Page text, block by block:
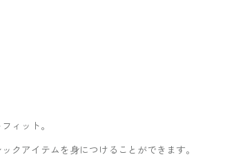
ィット。
クアイテムを身につけることができます。